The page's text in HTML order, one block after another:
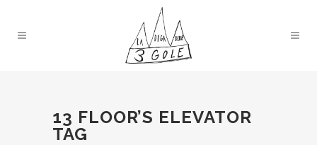
13 FLOOR’S ELEVATOR
TAG